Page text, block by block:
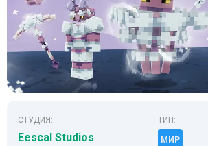
СТУДИЯ:
Eescal Studios
ТИП:
МИР